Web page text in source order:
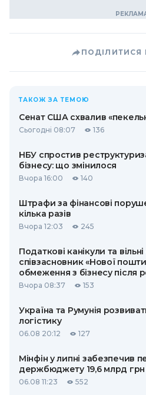
ТАКОЖ ЗА ТЕМОЮ
Сенат США схвалив
Сьогодні 08:07 136
НБУ спростив
бізнесу: що змінилося
Вчора 16:00 140
Штрафи за фінансові
кілька разів
Вчора 12:03 245
Податкові канікули та
співзасновник «Нової
обмеження з бізнесу після
Вчора 08:37 153
Україна та Румунія
логістику
06.08 20:12 127
Мінфін у липні забезпечив
держбюджету 19,6 млрд грн
06.08 11:23 552